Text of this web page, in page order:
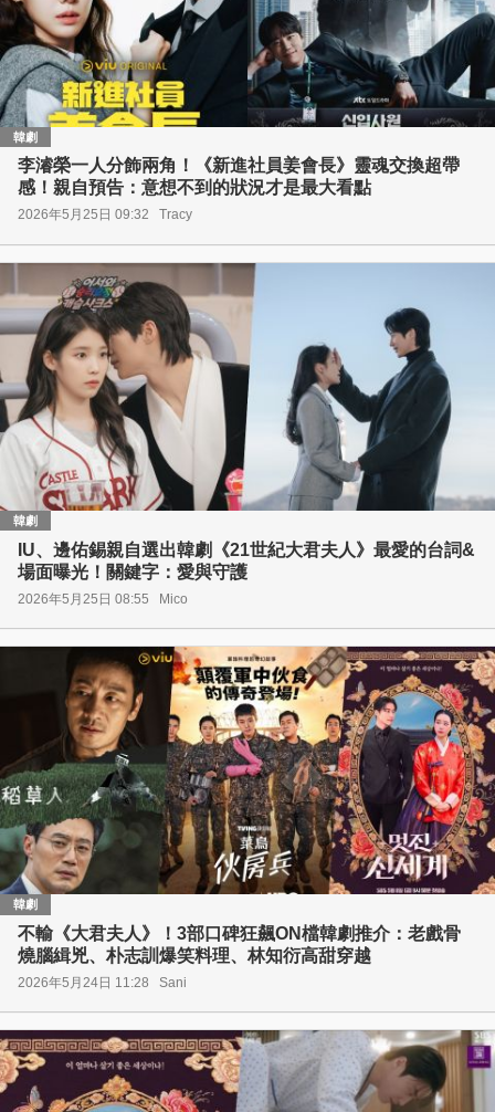
韓劇
李濬榮一人分飾兩角！《新進社員姜會長》靈魂交換超帶
感！親自預告：意想不到的狀況才是最大看點
2026年5月25日 09:32 Tracy
韓劇
IU、邊佑錫親自選出韓劇《21世紀大君夫人》最愛的台詞&
場面曝光！關鍵字：愛與守護
2026年5月25日 08:55 Mico
韓劇
不輸《大君夫人》！3部口碑狂飆ON檔韓劇推介：老戲骨
燒腦緝兇、朴志訓爆笑料理、林知衍高甜穿越
2026年5月24日 11:28 Sani